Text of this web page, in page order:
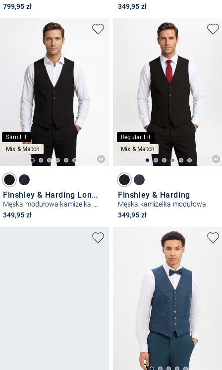
799,95 zł
349,95 zł
Slim Fit
Mix & Match
Finshley & Harding London
349,95 zł
Regular Fit
Mix & Match
Finshley & Harding
Męska kamizelka modułowa
349,95 zł